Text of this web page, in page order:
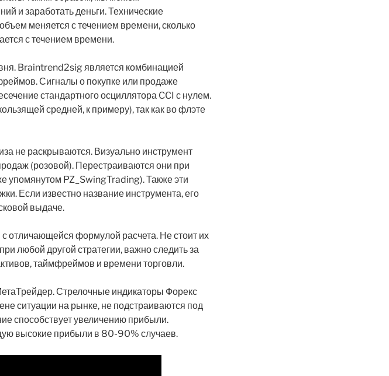
и заработать деньги. Технические
меняется с течением времени, сколько
с течением времени.
Braintrend2sig является комбинацией
Сигналы о покупке или продаже
стандартного осциллятора CCI с нулем.
средней, к примеру), так как во флэте
не раскрываются. Визуально инструмент
(розовой). Перестраиваются они при
упомянутом PZ_SwingTrading). Также эти
Если известно название инструмента, его
выдаче.
отличающейся формулой расчета. Не стоит их
любой другой стратегии, важно следить за
таймфреймов и времени торговли.
Стрелочные индикаторы Форекс
ситуации на рынке, не подстраиваются под
способствует увеличению прибыли.
высокие прибыли в 80-90% случаев.